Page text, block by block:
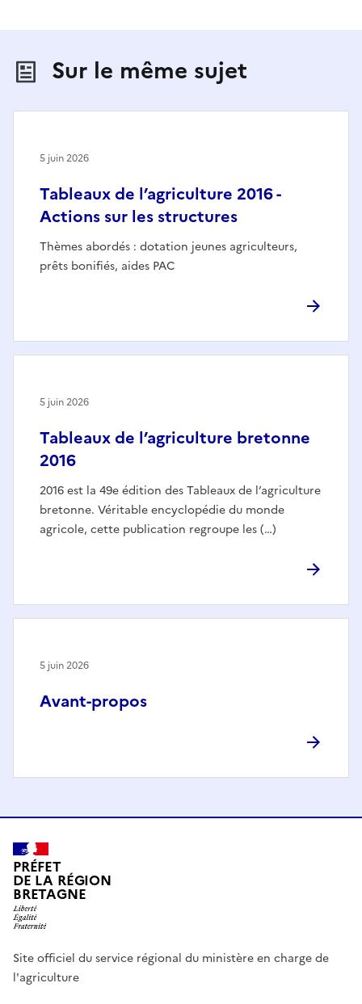
Sur le même sujet
Tableaux de l’agriculture 2016 -
Actions sur les structures
Thèmes abordés : dotation jeunes agriculteurs,
prêts bonifiés, aides PAC
5 juin 2026
Tableaux de l’agriculture bretonne
2016
2016 est la 49e édition des Tableaux de l’agriculture
bretonne. Véritable encyclopédie du monde
agricole, cette publication regroupe les (…)
5 juin 2026
Avant-propos
5 juin 2026
PRÉFET
DE LA RÉGION
BRETAGNE
Site officiel du service régional du ministère en charge de
l'agriculture